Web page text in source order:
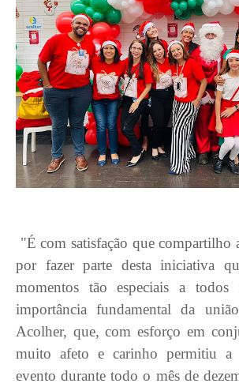
"É com satisfação que compartilho
por fazer parte desta iniciativa
momentos tão especiais a todos
importância fundamental da
Acolher, que, com esforço em
muito afeto e carinho permitiu a
evento durante todo o mês de